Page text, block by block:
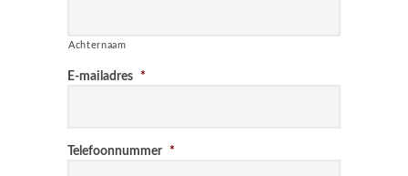
Achternaam
E-mailadres *
Telefoonnummer *